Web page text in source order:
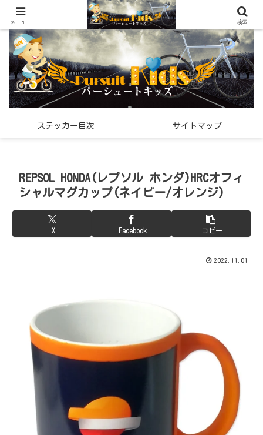
世界中で見つけた「希少なスポーツ雑貨」の紹介メディア
ステッカー目次 サイトマップ
REPSOL HONDA(レプソル ホンダ)HRCオフィ
シャルマグカップ(ネイビー/オレンジ)
X Facebook コピー
2022.11.01
メニュー 検索